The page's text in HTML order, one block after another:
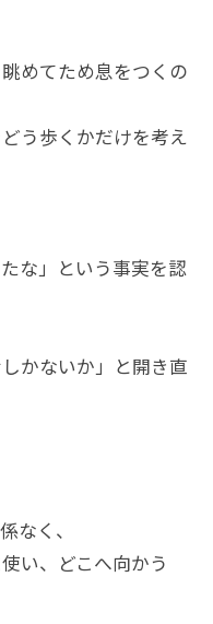
めてため息をつくの
う歩くかだけを考え
な」という事実を認
かないか」と開き直
なく、
い、どこへ向かう